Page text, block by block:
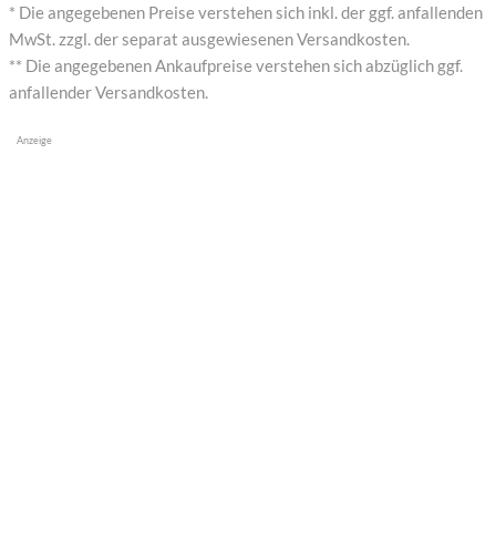
* Die angegebenen Preise verstehen sich inkl. der ggf. anfallenden
MwSt. zzgl. der separat ausgewiesenen Versandkosten.
** Die angegebenen Ankaufpreise verstehen sich abzüglich ggf.
anfallender Versandkosten.
Anzeige